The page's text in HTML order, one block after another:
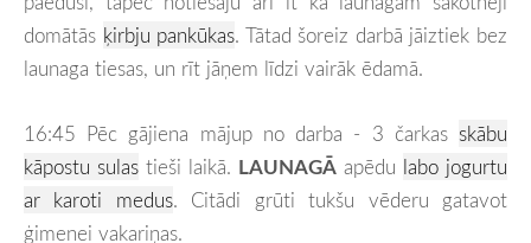
domātās ķirbju pankūkas. Tātad šoreiz darbā jāiztiek bez
launaga tiesas, un rīt jāņem līdzi vairāk ēdamā.
16:45 Pēc gājiena mājup no darba - 3 čarkas skābu
kāpostu sulas tieši laikā. LAUNAGĀ apēdu labo jogurtu
ar karoti medus. Citādi grūti tukšu vēderu gatavot
ģimenei vakariņas.